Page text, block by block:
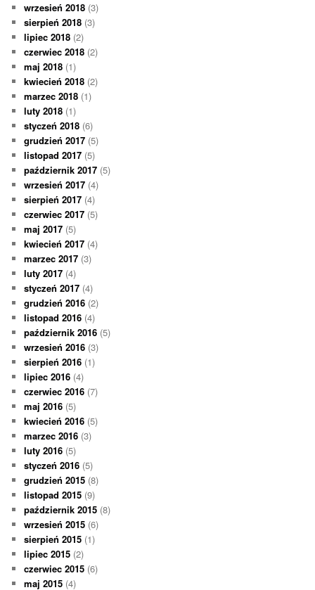
wrzesień 2018 (3)
sierpień 2018 (3)
lipiec 2018 (2)
czerwiec 2018 (2)
maj 2018 (1)
kwiecień 2018 (2)
marzec 2018 (1)
luty 2018 (1)
styczeń 2018 (6)
grudzień 2017 (5)
listopad 2017 (5)
październik 2017 (5)
wrzesień 2017 (4)
sierpień 2017 (4)
czerwiec 2017 (5)
maj 2017 (5)
kwiecień 2017 (4)
marzec 2017 (3)
luty 2017 (4)
styczeń 2017 (4)
grudzień 2016 (2)
listopad 2016 (4)
październik 2016 (5)
wrzesień 2016 (3)
sierpień 2016 (1)
lipiec 2016 (4)
czerwiec 2016 (7)
maj 2016 (5)
kwiecień 2016 (5)
marzec 2016 (3)
luty 2016 (5)
styczeń 2016 (5)
grudzień 2015 (8)
listopad 2015 (9)
październik 2015 (8)
wrzesień 2015 (6)
sierpień 2015 (1)
lipiec 2015 (2)
czerwiec 2015 (6)
maj 2015 (4)